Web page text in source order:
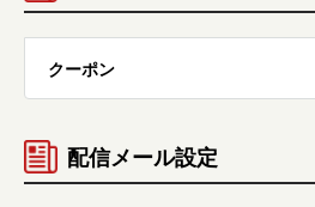
クーポン
配信メール設定